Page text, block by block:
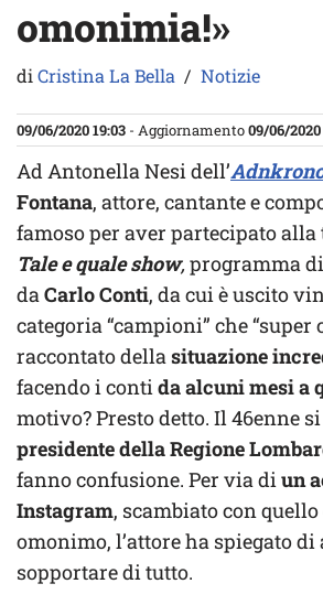
omonimia!»
diCristina La Bella Notizie
09/06/2020 19:03 - Aggiornamento09/06/2020
Ad Antonella Nesi dell’
Fontana, attore, cantante e
famoso per aver partecipato
Tale e quale show,programma
daCarlo Conti, da cui è uscito
categoria “campioni” che “super
raccontato dellasituazione
facendo i contida alcuni mesi a
motivo? Presto detto. Il 46enne
presidente della Regione
fanno confusione. Per via diun
Instagram, scambiato con
omonimo, l’attore ha spiegato
sopportare di tutto.